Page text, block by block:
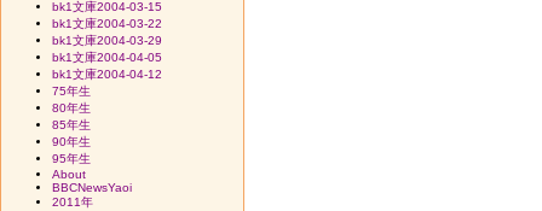
bk1文庫2004-03-15
bk1文庫2004-03-22
bk1文庫2004-03-29
bk1文庫2004-04-05
bk1文庫2004-04-12
75年生
80年生
85年生
90年生
95年生
About
BBCNewsYaoi
2011年